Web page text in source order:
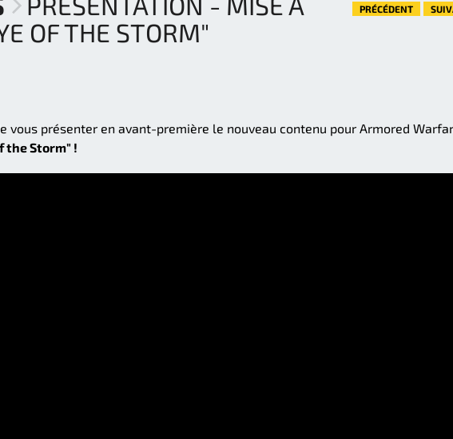
OF THE STORM"
PRÉCÉDENT
vous présenter en avant-première le nouveau contenu pour Armored
the Storm" !